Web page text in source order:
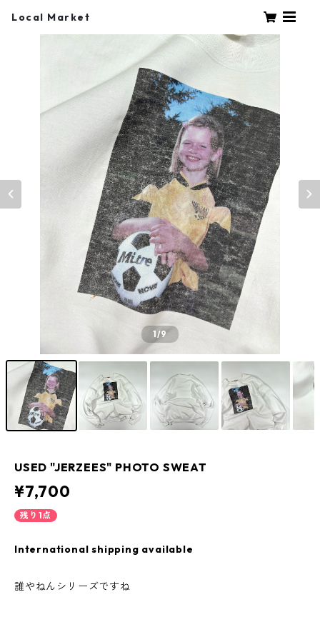
Local Market
1/9
USED "JERZEES" PHOTO SWEAT
¥7,700
残り1点
International shipping available
誰やねんシリーズですね